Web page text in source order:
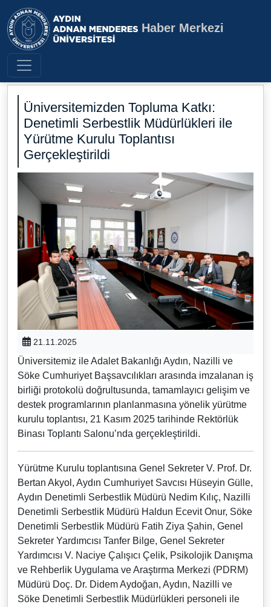
Aydın Adnan Menderes
Haber Merkezi
Üniversitemizden Topluma Katkı:
Denetimli Serbestlik Müdürlükleri ile
Yürütme Kurulu Toplantısı
Gerçekleştirildi
21.11.2025
Üniversitemiz ile Adalet Bakanlığı Aydın, Nazilli ve
Söke Cumhuriyet Başsavcılıkları arasında imzalanan iş
birliği protokolü doğrultusunda, tamamlayıcı gelişim ve
destek programlarının planlanmasına yönelik yürütme
kurulu toplantısı, 21 Kasım 2025 tarihinde Rektörlük
Binası Toplantı Salonu’nda gerçekleştirildi.
Yürütme Kurulu toplantısına Genel Sekreter V. Prof. Dr.
Bertan Akyol, Aydın Cumhuriyet Savcısı Hüseyin Gülle,
Aydın Denetimli Serbestlik Müdürü Nedim Kılıç, Nazilli
Denetimli Serbestlik Müdürü Haldun Ecevit Onur, Söke
Denetimli Serbestlik Müdürü Fatih Ziya Şahin, Genel
Sekreter Yardımcısı Tanfer Bilge, Genel Sekreter
Yardımcısı V. Naciye Çalışıcı Çelik, Psikolojik Danışma
ve Rehberlik Uygulama ve Araştırma Merkezi (PDRM)
Müdürü Doç. Dr. Didem Aydoğan, Aydın, Nazilli ve
Söke Denetimli Serbestlik Müdürlükleri personeli ile